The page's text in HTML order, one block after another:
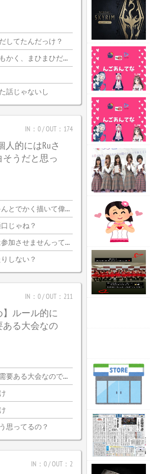
してたんだっけ？
と釈迦側のコメ欄が誰？
話じゃないし
IN：0 / OUT：174
人的にはRuさ
うだと思っ
でかく描いて偉いぞ?
じゃね？
じと絡めないならプロ側としてはなんの利点もないし
しない？
IN：0 / OUT：211
】ルール的に
る大会なの
る大会なので・・・
思ってるの？
IN：0 / OUT：2